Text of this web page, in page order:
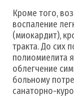
Кроме того,
воспаление
(миокардит),
тракта. До сих
полиомиелита
облегчение
больному
санаторно-